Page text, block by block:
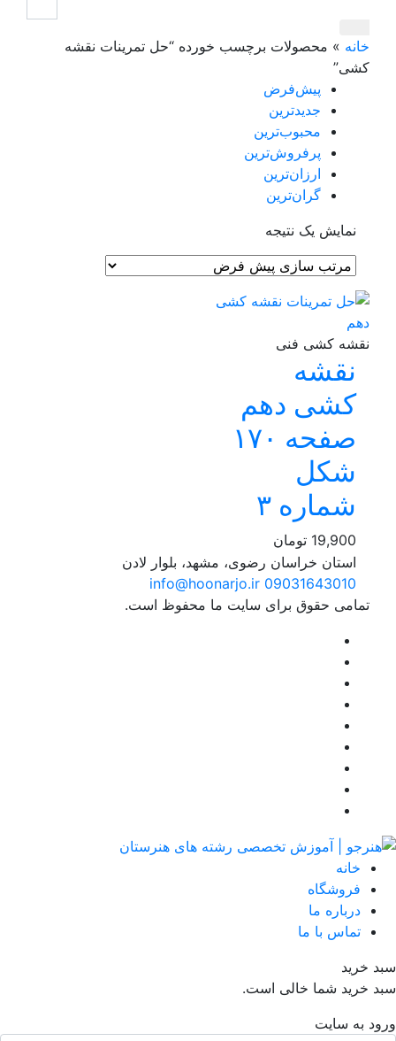
خانه» محصولات برچسب خورده “حل تمرینات نقشه
کشی”
پیش‌فرض
جدیدترین
محبوب‌ترین
پرفروش‌ترین
ارزان‌ترین
گران‌ترین
نمایش یک نتیجه
نقشه کشی فنی
نقشه
کشی دهم
صفحه ۱۷۰
شکل
شماره ۳
19,900 تومان
استان خراسان رضوی، مشهد، بلوار لادن
09031643010
info@hoonarjo.ir
تمامی حقوق برای سایت ما محفوظ است.
خانه
فروشگاه
درباره ما
تماس با ما
خرید
خرید شما خالی است.
به سایت